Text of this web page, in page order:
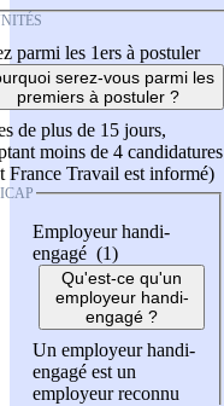
parmi les 1ers à postuler
serez-vous parmi les
premiers à postuler ?
de plus de 15 jours,
moins de 4 candidatures
France Travail est informé)
Employeur handi-
engagé (1)
Qu'est-ce qu'un
employeur handi-
engagé ?
Un employeur handi-
engagé est un
employeur reconnu